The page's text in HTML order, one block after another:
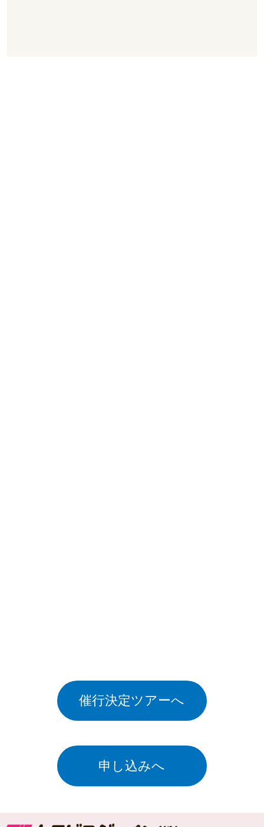
催行決定ツアーへ
申し込みへ